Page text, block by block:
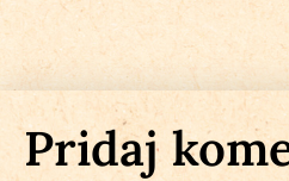
Pridaj